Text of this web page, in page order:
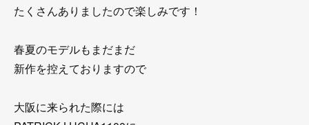
たくさんありましたので楽しみです！
春夏のモデルもまだまだ
新作を控えておりますので
大阪に来られた際には